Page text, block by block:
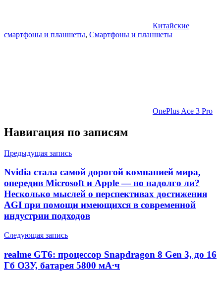
Китайские
смартфоны и планшеты, Смартфоны и планшеты
OnePlus Ace 3 Pro
Навигация по записям
Предыдущая запись
Nvidia стала самой дорогой компанией мира,
опередив Microsoft и Apple — но надолго ли?
Несколько мыслей о перспективах достижения
AGI при помощи имеющихся в современной
индустрии подходов
Следующая запись
realme GT6: процессор Snapdragon 8 Gen 3, до 16
Гб ОЗУ, батарея 5800 мА∙ч